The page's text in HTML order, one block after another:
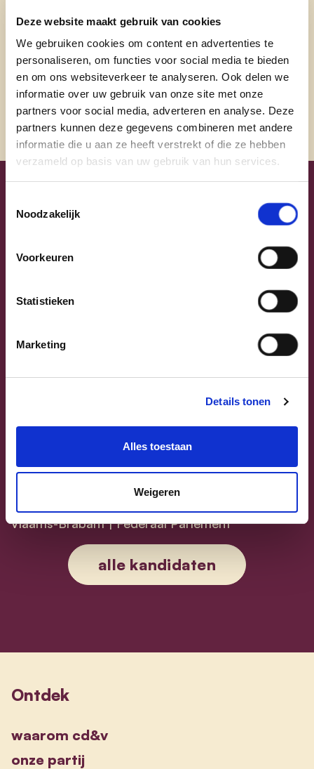
Deze website maakt gebruik van cookies
We gebruiken cookies om content en advertenties te
personaliseren, om functies voor social media te bieden
en om ons websiteverkeer te analyseren. Ook delen we
informatie over uw gebruik van onze site met onze
partners voor social media, adverteren en analyse. Deze
partners kunnen deze gegevens combineren met andere
informatie die u aan ze heeft verstrekt of die ze hebben
verzameld op basis van uw gebruik van hun services.
Noodzakelijk
Voorkeuren
Statistieken
Marketing
Details tonen
Alles toestaan
Weigeren
@Kris Declercq
@Kris Declercq
Website
Uw lijsttrekkers
Vlaams-Brabant | Federaal Parlement
Sammy Mahdi
Previous Next
alle kandidaten
Ontdek
waarom cd&v
onze partij